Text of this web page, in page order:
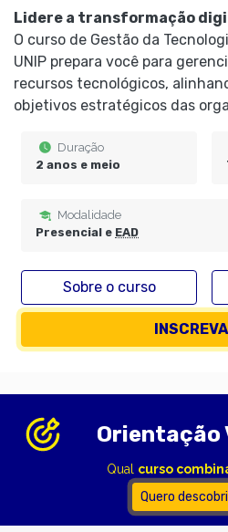
Lidere a transformação
O curso de Gestão da
UNIP prepara você para
recursos tecnológicos,
objetivos estratégicos das
Duração
2 anos e meio
Modalidade
Presencial e EAD
Sobre o curso
Orientação
Qual curso
Quero